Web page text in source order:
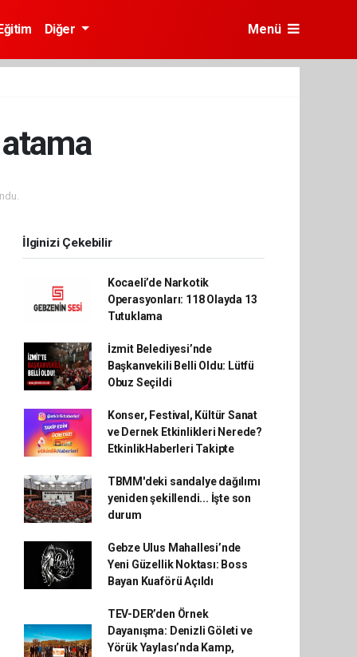
Diğer Menü
İlginizi Çekebilir
Kocaeli’de Narkotik
Operasyonları: 118 Olayda 13
Tutuklama
İzmit Belediyesi’nde
Başkanvekili Belli Oldu: Lütfü
Obuz Seçildi
Konser, Festival, Kültür Sanat
ve Dernek Etkinlikleri Nerede?
EtkinlikHaberleri Takipte
TBMM'deki sandalye dağılımı
yeniden şekillendi... İşte son
durum
Gebze Ulus Mahallesi’nde
Yeni Güzellik Noktası: Boss
Bayan Kuaförü Açıldı
TEV-DER’den Örnek
Dayanışma: Denizli Göleti ve
Yörük Yaylası’nda Kamp,